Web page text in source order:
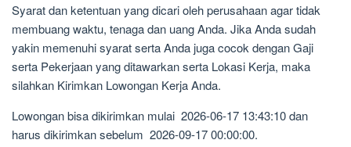
Syarat dan ketentuan yang dicari oleh perusahaan agar tidak
membuang waktu, tenaga dan uang Anda. Jika Anda sudah
yakin memenuhi syarat serta Anda juga cocok dengan Gaji
serta Pekerjaan yang ditawarkan serta Lokasi Kerja, maka
silahkan Kirimkan Lowongan Kerja Anda.
Lowongan bisa dikirimkan mulai 2026-06-17 13:43:10 dan
harus dikirimkan sebelum 2026-09-17 00:00:00.